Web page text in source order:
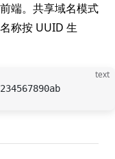
端。共享域名模式
称按 UUID 生
text